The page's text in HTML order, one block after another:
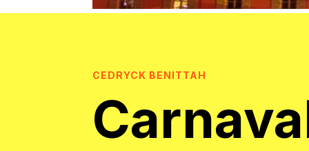
CEDRYCK BENITTAH